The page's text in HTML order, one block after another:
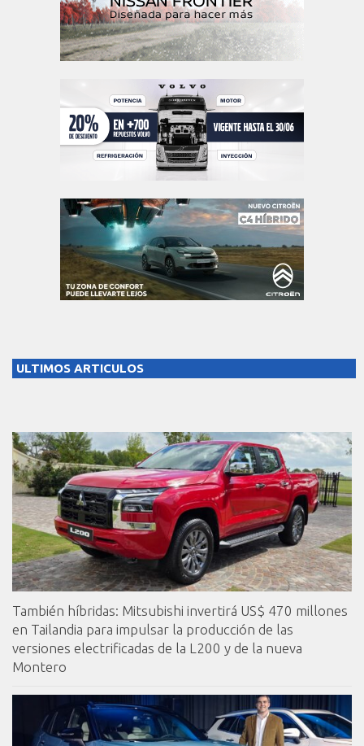
ULTIMOS ARTICULOS
También híbridas: Mitsubishi invertirá US$ 470 millones
en Tailandia para impulsar la producción de las
versiones electrificadas de la L200 y de la nueva
Montero